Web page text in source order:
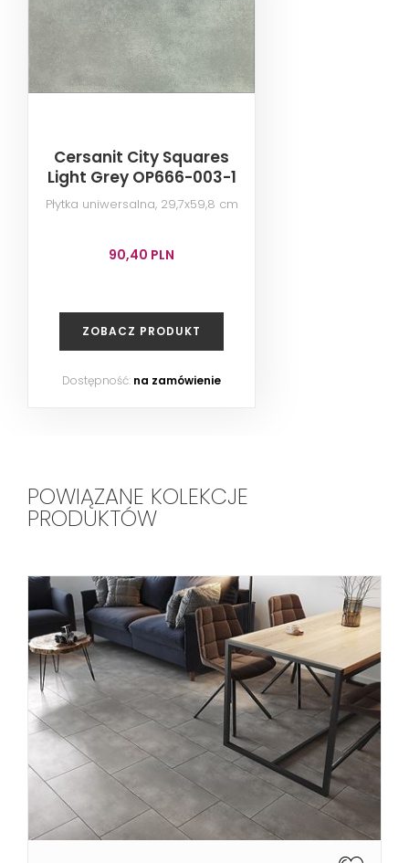
Cersanit City Squares
Light Grey OP666-003-1
Płytka uniwersalna, 29,7x59,8 cm
90,40 PLN
ZOBACZ PRODUKT
Dostępność: na zamówienie
POWIĄZANE KOLEKCJE
PRODUKTÓW